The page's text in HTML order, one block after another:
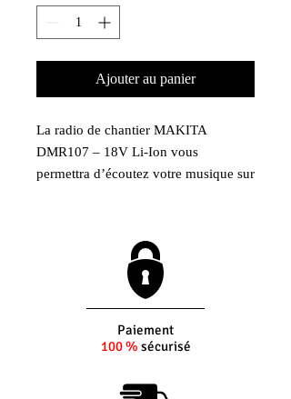
Ajouter au panier
La radio de chantier MAKITA
DMR107 – 18V Li-Ion vous
permettra d’écoutez votre musique sur
AVANTAGES PRODUIT
Compatibilité : Batteries de 7,2 à 18 V
MAKITA Li-Ion (sauf BL1413G et
Fopnction Bluetooth non disponible
Équipé d’un port USB pour le
Paiement
100 % sécurisé